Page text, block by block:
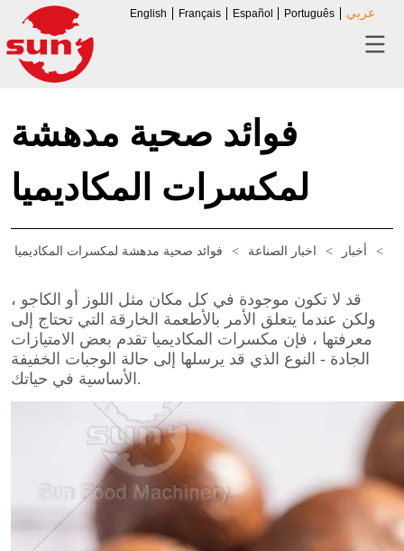
English Français Español Português عربي
فوائد صحية مدهشة
لمكسرات المكاديميا
> أخبار > اخبار الصناعة > فوائد صحية مدهشة لمكسرات المكاديميا